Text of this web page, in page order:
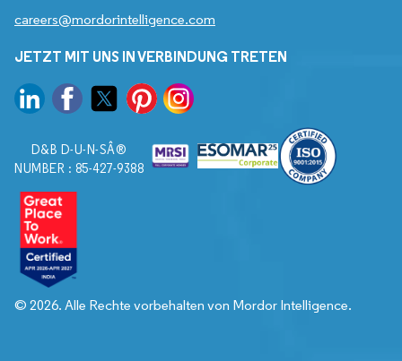
careers@mordorintelligence.com
JETZT MIT UNS IN VERBINDUNG TRETEN
D&B D-U-N-SÂ®
NUMBER : 85-427-9388
© 2026. Alle Rechte vorbehalten von Mordor Intelligence.